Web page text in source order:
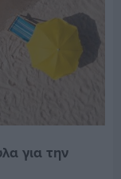
για την